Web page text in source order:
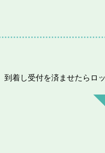
到着し受付を済ませたらロ